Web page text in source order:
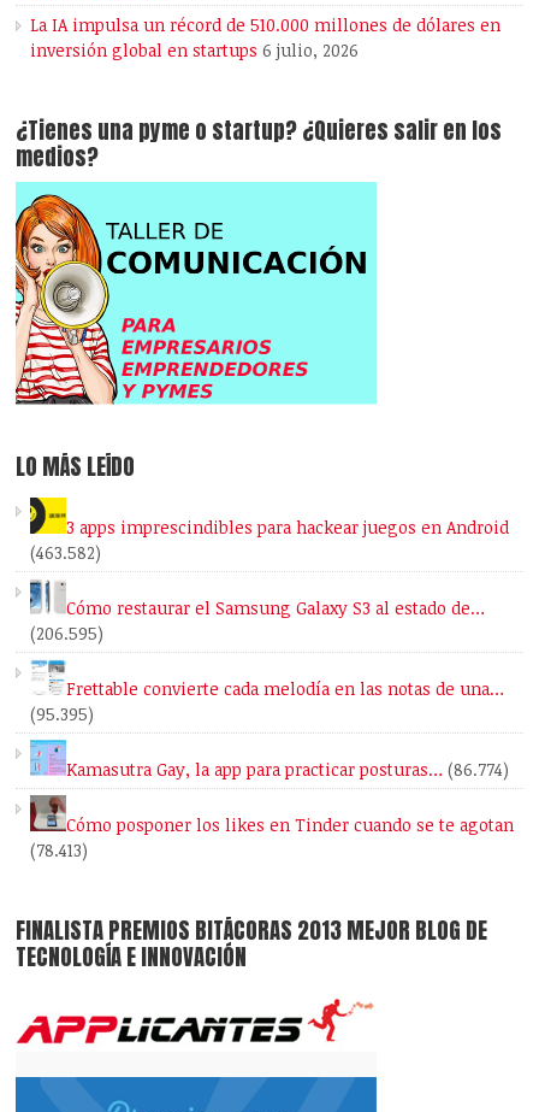
La IA impulsa un récord de 510.000 millones de dólares en
inversión global en startups 6 julio, 2026
¿Tienes una pyme o startup? ¿Quieres salir en los
medios?
LO MÁS LEÍDO
3 apps imprescindibles para hackear juegos en Android
(463.582)
Cómo restaurar el Samsung Galaxy S3 al estado de…
(206.595)
Frettable convierte cada melodía en las notas de una…
(95.395)
Kamasutra Gay, la app para practicar posturas… (86.774)
Cómo posponer los likes en Tinder cuando se te agotan
(78.413)
FINALISTA PREMIOS BITÁCORAS 2013 MEJOR BLOG DE
TECNOLOGÍA E INNOVACIÓN